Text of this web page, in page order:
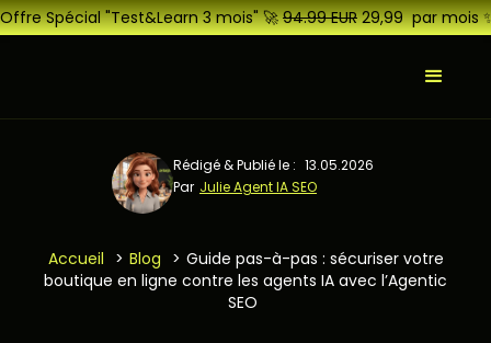
Offre Spécial "Test&Learn 3 mois" 🚀94.99 EUR29,99 par mois
Rédigé & Publié le : 13.05.2026
Par Julie Agent IA SEO
Accueil > Blog > Guide pas-à-pas : sécuriser votre
boutique en ligne contre les agents IA avec l’Agentic
SEO